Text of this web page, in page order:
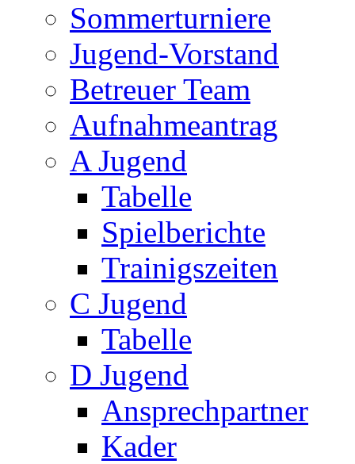
Sommerturniere
Jugend-Vorstand
Betreuer Team
Aufnahmeantrag
A Jugend
Tabelle
Spielberichte
Trainigszeiten
C Jugend
Tabelle
D Jugend
Ansprechpartner
Kader